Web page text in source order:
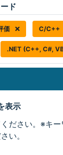
ド
価 C/C++
.NET (C++, C#,
表示
ださい。※キ
い。